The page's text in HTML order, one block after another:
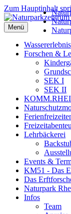
Zum Hauptinhalt
Menü
Forschen &
SEK I
SEK II
Lehrbäckerei
Events &
KM51 - Das
Das
Naturpark
Infos
Team